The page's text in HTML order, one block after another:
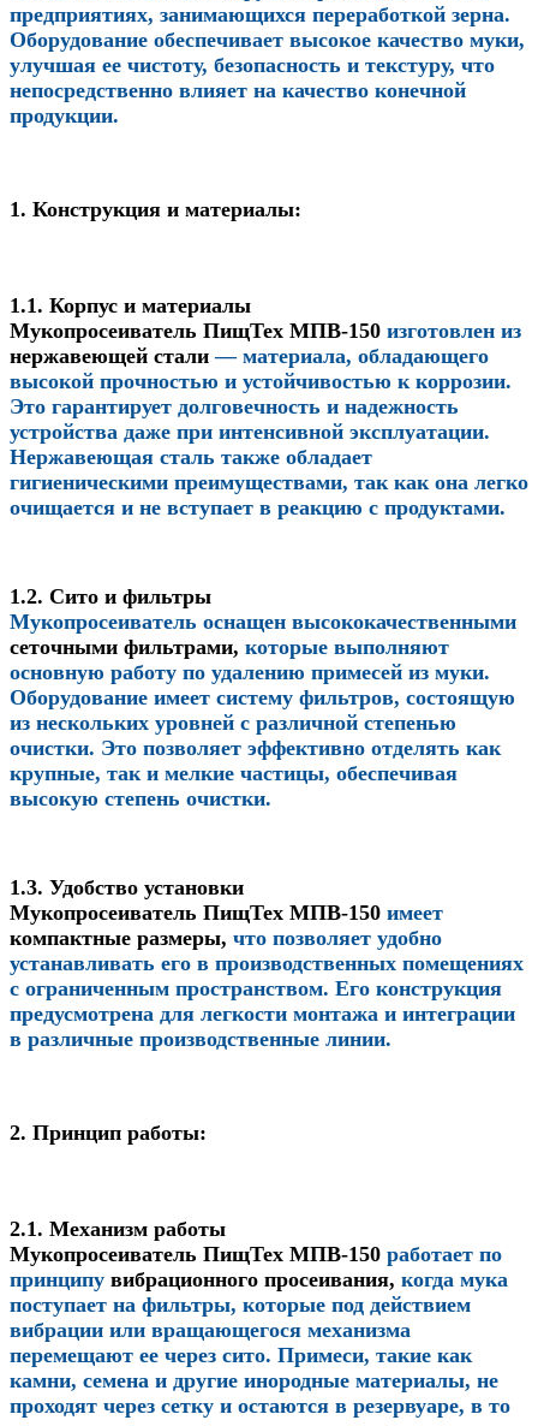
предприятиях, занимающихся переработкой зерна.
Оборудование обеспечивает высокое качество муки,
улучшая ее чистоту, безопасность и текстуру, что
непосредственно влияет на качество конечной
продукции.
1. Конструкция и материалы:
1.1. Корпус и материалы
Мукопросеиватель ПищТех МПВ-150 изготовлен из
нержавеющей стали — материала, обладающего
высокой прочностью и устойчивостью к коррозии.
Это гарантирует долговечность и надежность
устройства даже при интенсивной эксплуатации.
Нержавеющая сталь также обладает
гигиеническими преимуществами, так как она легко
очищается и не вступает в реакцию с продуктами.
1.2. Сито и фильтры
Мукопросеиватель оснащен высококачественными
сеточными фильтрами, которые выполняют
основную работу по удалению примесей из муки.
Оборудование имеет систему фильтров, состоящую
из нескольких уровней с различной степенью
очистки. Это позволяет эффективно отделять как
крупные, так и мелкие частицы, обеспечивая
высокую степень очистки.
1.3. Удобство установки
Мукопросеиватель ПищТех МПВ-150 имеет
компактные размеры, что позволяет удобно
устанавливать его в производственных помещениях
с ограниченным пространством. Его конструкция
предусмотрена для легкости монтажа и интеграции
в различные производственные линии.
2. Принцип работы:
2.1. Механизм работы
Мукопросеиватель ПищТех МПВ-150 работает по
принципу вибрационного просеивания, когда мука
поступает на фильтры, которые под действием
вибрации или вращающегося механизма
перемещают ее через сито. Примеси, такие как
камни, семена и другие инородные материалы, не
проходят через сетку и остаются в резервуаре, в то